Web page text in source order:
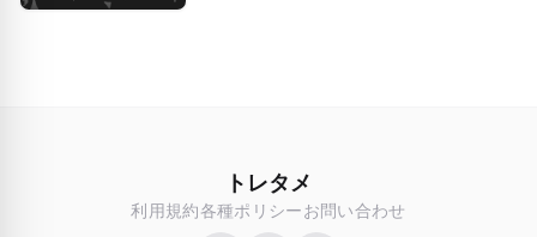
トレタメ
利用規約各種ポリシーお問い合わせ